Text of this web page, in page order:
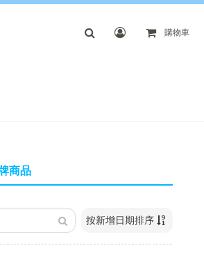
購物車
商品
按新增日期排序